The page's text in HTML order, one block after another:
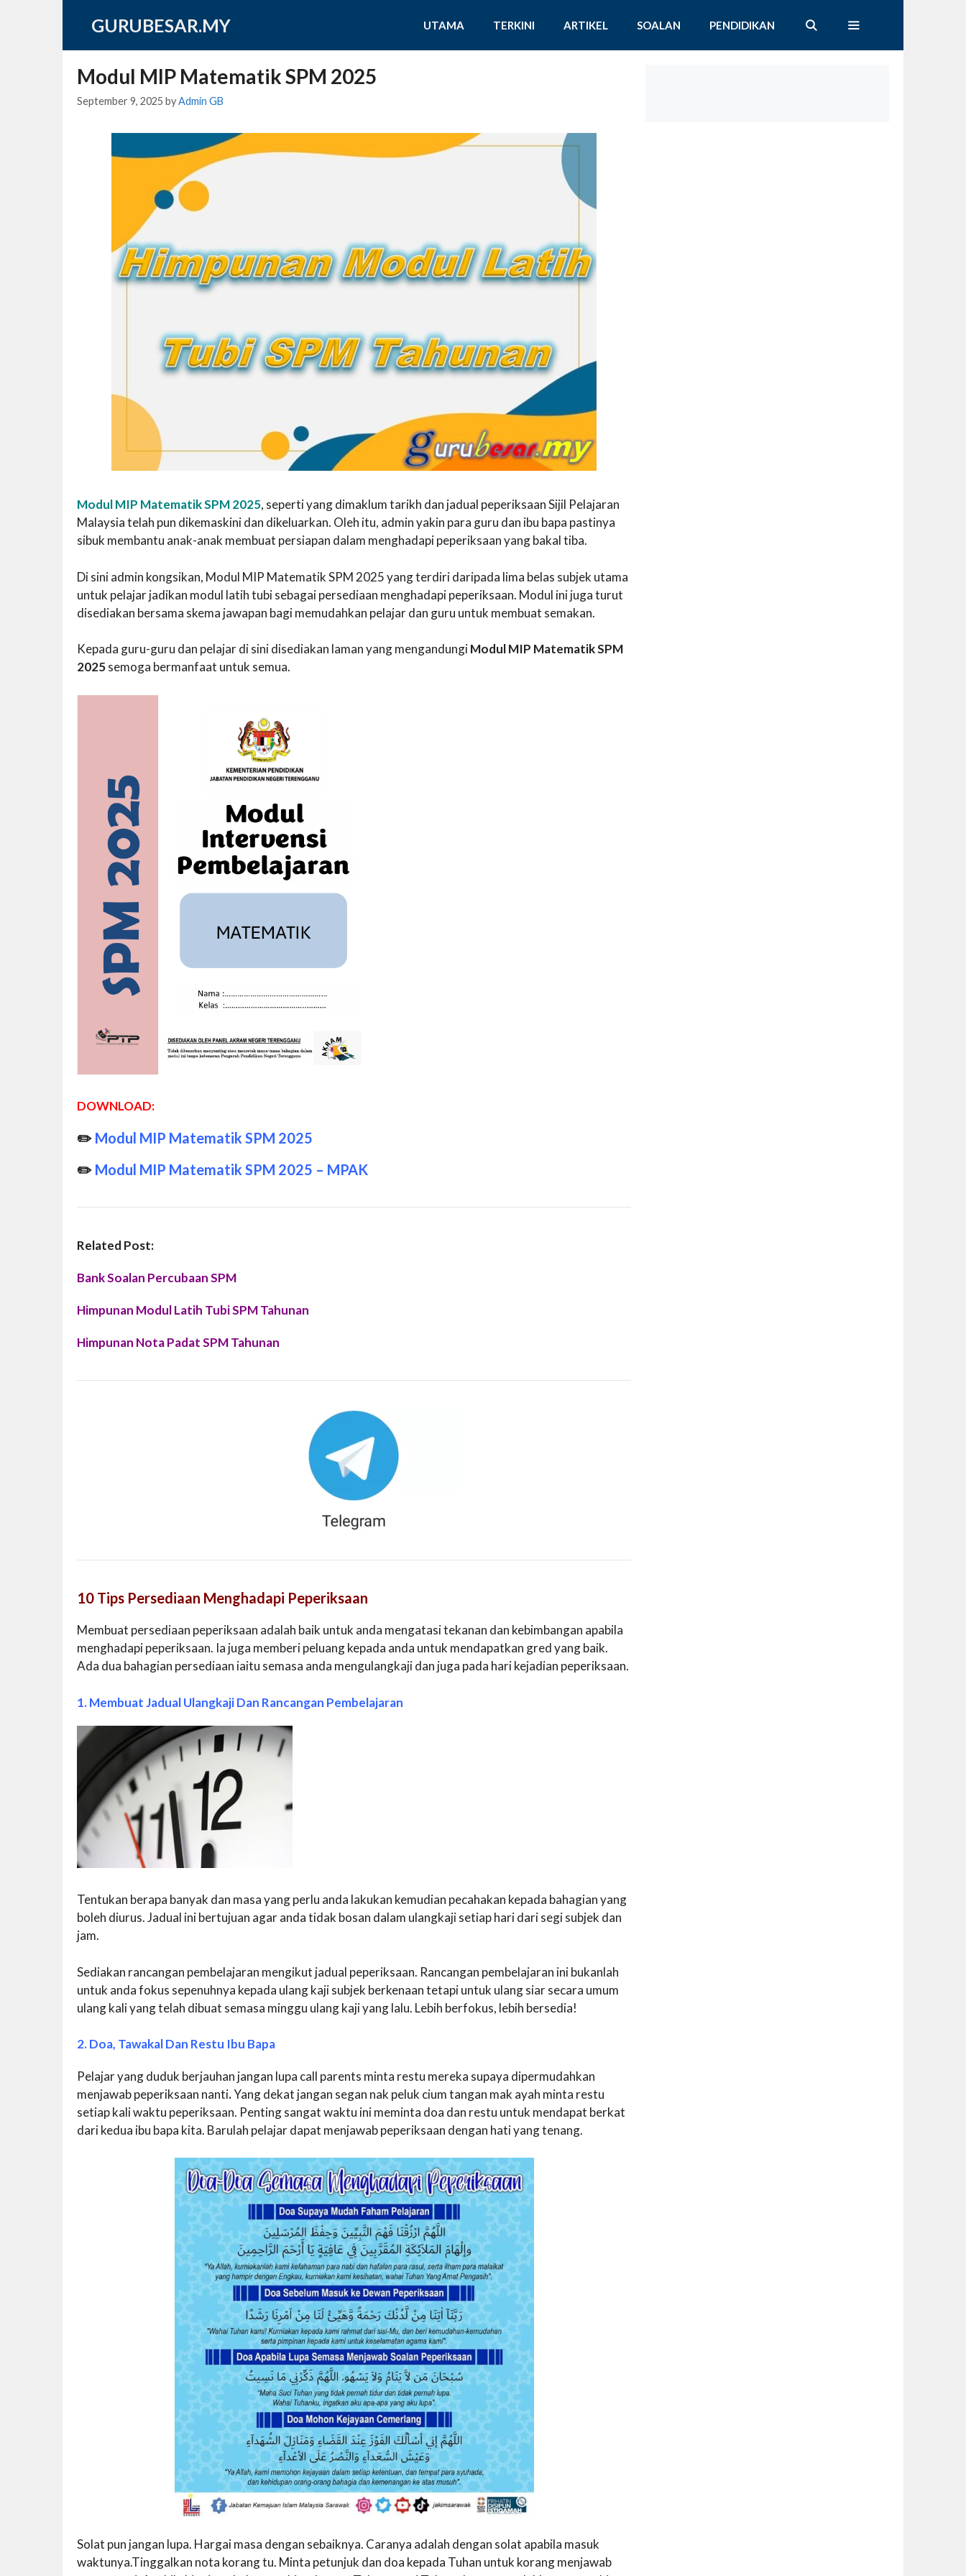
GURUBESAR.MY UTAMA TERKINI ARTIKEL SOALAN PENDIDIKAN
Modul MIP Matematik SPM 2025
September 9, 2025 byAdmin GB
Modul MIP Matematik SPM 2025, seperti yang dimaklum tarikh dan jadual peperiksaan Sijil Pelajaran
Malaysia telah pun dikemaskini dan dikeluarkan. Oleh itu, admin yakin para guru dan ibu bapa pastinya
sibuk membantu anak-anak membuat persiapan dalam menghadapi peperiksaan yang bakal tiba.
Di sini admin kongsikan, Modul MIP Matematik SPM 2025 yang terdiri daripada lima belas subjek utama
untuk pelajar jadikan modul latih tubi sebagai persediaan menghadapi peperiksaan. Modul ini juga turut
disediakan bersama skema jawapan bagi memudahkan pelajar dan guru untuk membuat semakan.
Kepada guru-guru dan pelajar di sini disediakan laman yang mengandungiModul MIP Matematik SPM
2025semoga bermanfaat untuk semua.
DOWNLOAD:
✏️ Modul MIP Matematik SPM 2025
✏️ Modul MIP Matematik SPM 2025 – MPAK
Related Post:
Bank Soalan Percubaan SPM
Himpunan Modul Latih Tubi SPM Tahunan
Himpunan Nota Padat SPM Tahunan
10 Tips Persediaan Menghadapi Peperiksaan
Membuat persediaan peperiksaan adalah baik untuk anda mengatasi tekanan dan kebimbangan apabila
menghadapi peperiksaan. Ia juga memberi peluang kepada anda untuk mendapatkan gred yang baik.
Ada dua bahagian persediaan iaitu semasa anda mengulangkaji dan juga pada hari kejadian peperiksaan.
1. Membuat Jadual Ulangkaji Dan Rancangan Pembelajaran
Tentukan berapa banyak dan masa yang perlu anda lakukan kemudian pecahakan kepada bahagian yang
boleh diurus. Jadual ini bertujuan agar anda tidak bosan dalam ulangkaji setiap hari dari segi subjek dan
jam.
Sediakan rancangan pembelajaran mengikut jadual peperiksaan. Rancangan pembelajaran ini bukanlah
untuk anda fokus sepenuhnya kepada ulang kaji subjek berkenaan tetapi untuk ulang siar secara umum
ulang kali yang telah dibuat semasa minggu ulang kaji yang lalu. Lebih berfokus, lebih bersedia!
2. Doa, Tawakal Dan Restu Ibu Bapa
Pelajar yang duduk berjauhan jangan lupa call parents minta restu mereka supaya dipermudahkan
menjawab peperiksaan nanti.Yang dekat jangan segan nak peluk cium tangan mak ayah minta restu
setiap kali waktu peperiksaan. Penting sangat waktu ini meminta doa dan restu untuk mendapat berkat
dari kedua ibu bapa kita. Barulah pelajar dapat menjawab peperiksaan dengan hati yang tenang.
Solat pun jangan lupa. Hargai masa dengan sebaiknya. Caranya adalah dengan solat apabila masuk
waktunya.Tinggalkan nota korang tu. Minta petunjuk dan doa kepada Tuhan untuk korang menjawab